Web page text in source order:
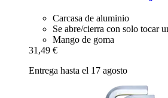
Carcasa de aluminio
Se abre/cierra con solo tocar
Mango de goma
31,49 €
Entrega hasta el 17 agosto